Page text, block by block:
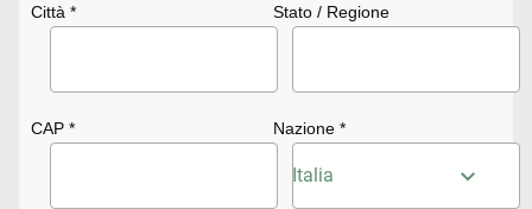
Città * Stato / Regione
CAP * Nazione *
Italia